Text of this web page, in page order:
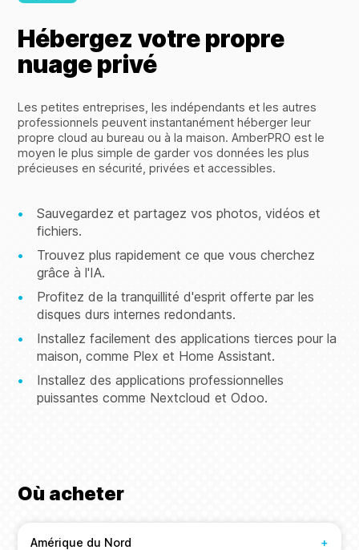
Hébergez votre propre
nuage privé
Les petites entreprises, les indépendants et les autres
professionnels peuvent instantanément héberger leur
propre cloud au bureau ou à la maison. AmberPRO est le
moyen le plus simple de garder vos données les plus
précieuses en sécurité, privées et accessibles.
Sauvegardez et partagez vos photos, vidéos et
fichiers.
Trouvez plus rapidement ce que vous cherchez
grâce à l'IA.
Profitez de la tranquillité d'esprit offerte par les
disques durs internes redondants.
Installez facilement des applications tierces pour la
maison, comme Plex et Home Assistant.
Installez des applications professionnelles
puissantes comme Nextcloud et Odoo.
Où acheter
Amérique du Nord +